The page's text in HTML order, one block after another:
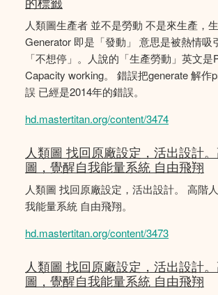
人類圖生產者 並不是勞動 不是來生產，
Generator 即是「發動」 意思是被熱情吸
「不想停」。人說的「生產勞動」英文是
Capacity working。 錯誤把generate 解作
誤 已經是2014年的錯誤。
hd.mastertitan.org/content/3474
人類圖 找回原廠設定，活出設計
圖，覺醒自我能量系統 自由飛翔
人類圖 找回原廠設定，活出設計。 高階
我能量系統 自由飛翔。
hd.mastertitan.org/content/3473
人類圖 找回原廠設定，活出設計
圖，覺醒自我能量系統 自由飛翔